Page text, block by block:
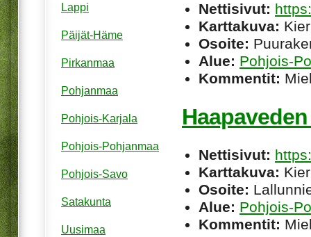
Nettisivut:
Karttakuva:
Osoite:
Alue: Pohjois-
Kommentit:
Nettisivut:
Karttakuva:
Osoite:
Alue: Pohjois-
Kommentit:
Lappi
Päijät-Häme
Pirkanmaa
Pohjanmaa
Pohjois-Karjala
Pohjois-Pohjanmaa
Pohjois-Savo
Satakunta
Uusimaa